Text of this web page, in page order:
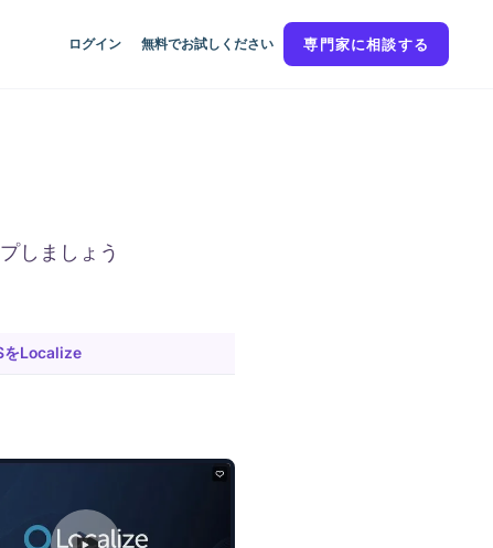
ログイン 無料でお試しください 専門家に相談する
しましょう
をLocalize